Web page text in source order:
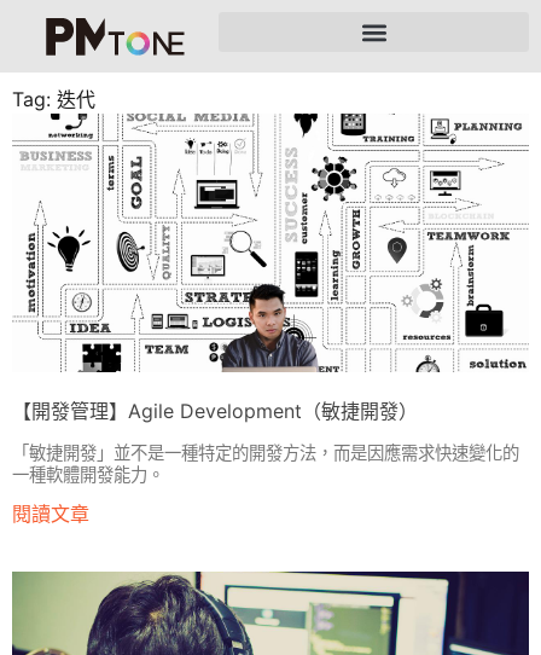
Tag: 迭代
【開發管理】Agile Development（敏捷開發）
「敏捷開發」並不是一種特定的開發方法，而是因應需求快速變化的
一種軟體開發能力。
閱讀文章